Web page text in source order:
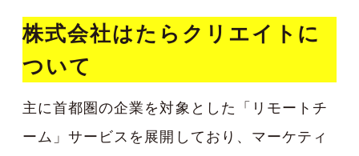
株式会社はたらクリエイトに
ついて
主に首都圏の企業を対象とした「リモートチ
ーム」サービスを展開しており、マーケティ